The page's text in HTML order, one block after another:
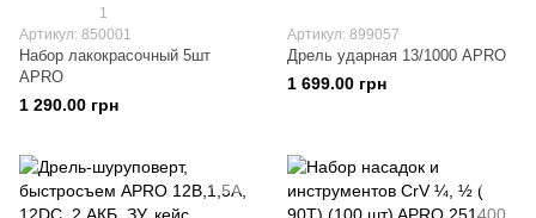
1
Артикул: 850001
Набор лакокрасочный 5шт
APRO
1 290.00 грн
Артикул: 899057
Дрель ударная 13/1000 APRO
1 699.00 грн